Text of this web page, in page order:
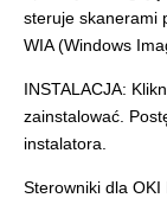
steruje skanerami
WIA (Windows
INSTALACJA:
zainstalować.
instalatora.
Sterowniki dla